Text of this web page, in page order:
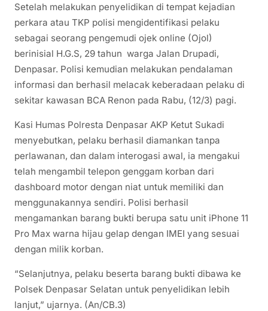
Setelah melakukan penyelidikan di tempat kejadian
perkara atau TKP polisi mengidentifikasi pelaku
sebagai seorang pengemudi ojek online (Ojol)
berinisial H.G.S, 29 tahun warga Jalan Drupadi,
Denpasar. Polisi kemudian melakukan pendalaman
informasi dan berhasil melacak keberadaan pelaku di
sekitar kawasan BCA Renon pada Rabu, (12/3) pagi.
Kasi Humas Polresta Denpasar AKP Ketut Sukadi
menyebutkan, pelaku berhasil diamankan tanpa
perlawanan, dan dalam interogasi awal, ia mengakui
telah mengambil telepon genggam korban dari
dashboard motor dengan niat untuk memiliki dan
menggunakannya sendiri. Polisi berhasil
mengamankan barang bukti berupa satu unit iPhone 11
Pro Max warna hijau gelap dengan IMEI yang sesuai
dengan milik korban.
“Selanjutnya, pelaku beserta barang bukti dibawa ke
Polsek Denpasar Selatan untuk penyelidikan lebih
lanjut,” ujarnya. (An/CB.3)